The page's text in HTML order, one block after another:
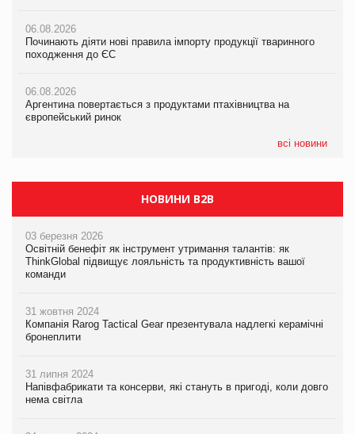
06.08.2026
Починають діяти нові правила імпорту продукції тваринного
походження до ЄС
06.08.2026
Аргентина повертається з продуктами птахівництва на
європейський ринок
всі новини
06.08.2026
Починають діяти нові правила імпорту продукції тваринного
походження до ЄС
06.08.2026
Аргентина повертається з продуктами птахівництва на
європейський ринок
06.08.2026
Починають діяти нові правила імпорту продукції тваринного
походження до ЄС
06.08.2026
Аргентина повертається з продуктами птахівництва на
європейський ринок
НОВИНИ B2B
03 березня 2026
Освітній бенефіт як інструмент утримання талантів: як
ThinkGlobal підвищує лояльність та продуктивність вашої
команди
31 жовтня 2024
Компанія Rarog Tactical Gear презентувала надлегкі керамічні
бронеплити
31 липня 2024
Напівфабрикати та консерви, які стануть в пригоді, коли довго
нема світла